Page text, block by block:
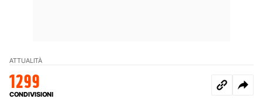
ATTUALITÀ
1299
CONDIVISIONI